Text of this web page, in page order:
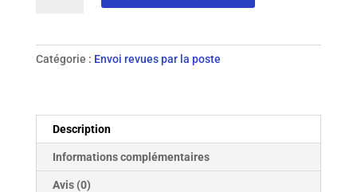
Catégorie : Envoi revues par la poste
Description
Informations complémentaires
Avis (0)